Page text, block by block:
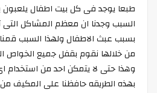
طبعا يوجد فى كل بيت اطفال
السبب وجدنا ان معظم المشاكل
بسبب عبث الاطفال ولهذا السبب
من خلالها نقوم بقفل جميع الخواص
وهذا حتى لا يتمكن احد من
بهذه الطريقه حافظنا على المكيف